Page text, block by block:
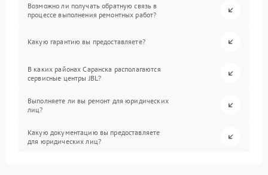
Возможно ли получать обратную связь в
процессе выполнения ремонтных работ?
Какую гарантию вы предоставляете?
В каких районах Саранска располагаются
сервисные центры JBL?
Выполняете ли вы ремонт для юридических
лиц?
Какую документацию вы предоставляете
для юридических лиц?